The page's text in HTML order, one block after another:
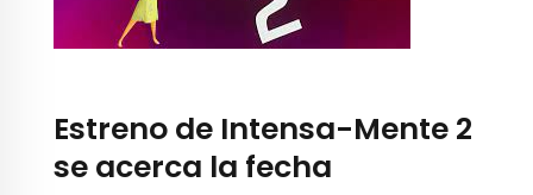
Estreno de Intensa-Mente 2
se acerca la fecha